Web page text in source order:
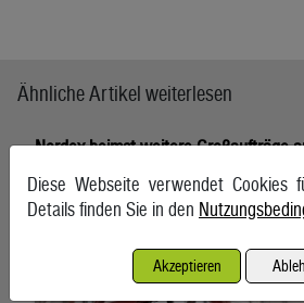
Ähnliche Artikel weiterlesen
Nordex heimst weitere Großaufträge
4. August 2026, Hamburg
Diese Webseite verwendet Cookies
Details finden Sie in den
Akzeptieren